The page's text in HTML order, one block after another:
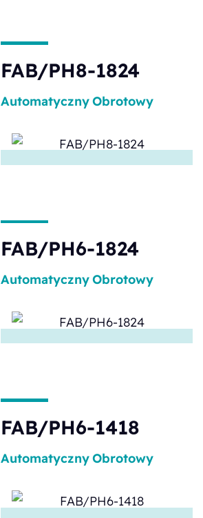
FAB/PH8-1824
Automatyczny Obrotowy
FAB/PH6-1824
Automatyczny Obrotowy
FAB/PH6-1418
Automatyczny Obrotowy